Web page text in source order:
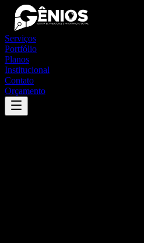
Serviços
Portfólio
Planos
Institucional
Contato
Orçamento